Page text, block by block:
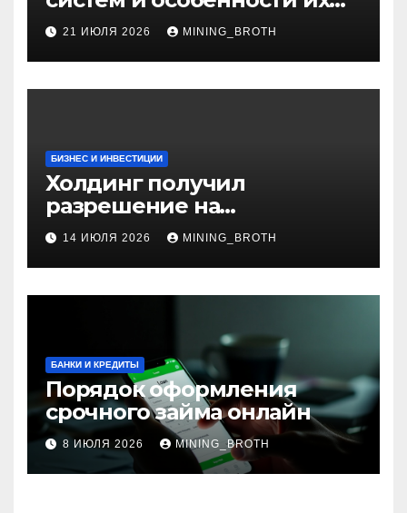
установки
21 ИЮЛЯ 2026 MINING_BROTH
БИЗНЕС И ИНВЕСТИЦИИ
Холдинг получил
разрешение на
приобретение банка в
Турции
14 ИЮЛЯ 2026 MINING_BROTH
БАНКИ И КРЕДИТЫ
Порядок оформления
срочного займа онлайн
8 ИЮЛЯ 2026 MINING_BROTH